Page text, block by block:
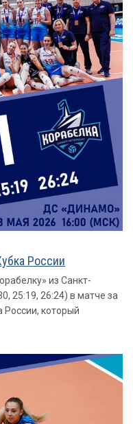
России
из Санкт-
25:19, 26:24) в матче за
России, который